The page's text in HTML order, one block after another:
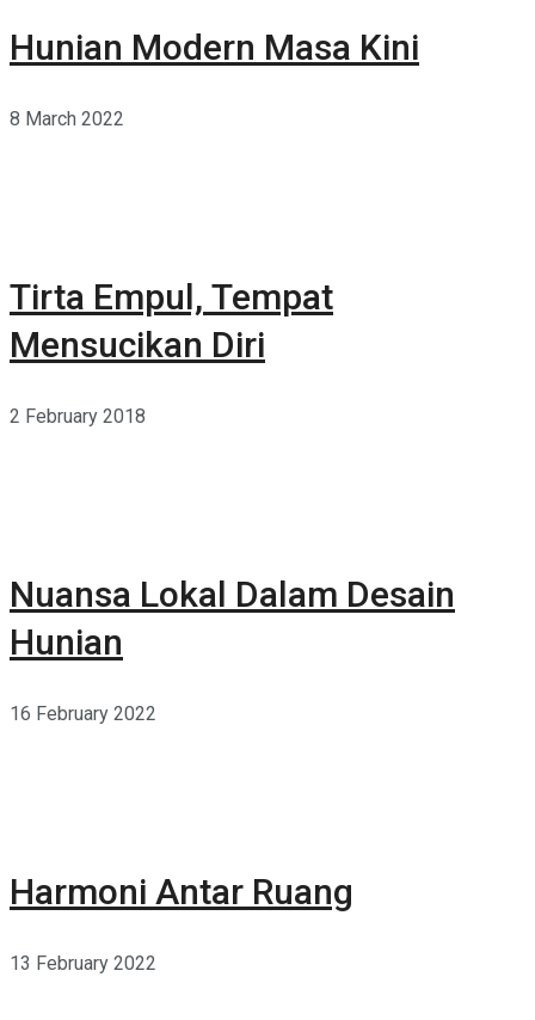
Hunian Modern Masa Kini
8 March 2022
Tirta Empul, Tempat
Mensucikan Diri
2 February 2018
Nuansa Lokal Dalam Desain
Hunian
16 February 2022
Harmoni Antar Ruang
13 February 2022